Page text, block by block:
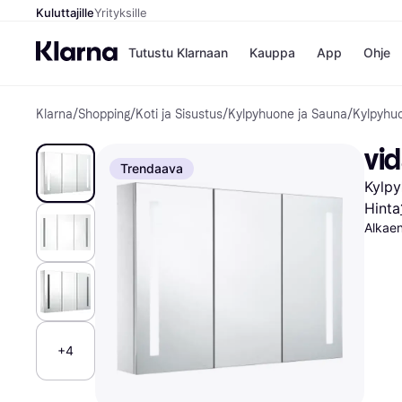
KuluttajilleYrityksille
Tutustu Klarnaan Kauppa
Kaupat
Gigantti
H&M
Peten
Wolt
App Ohje
Klarna/Shopping/Koti ja Sisustus/Kylpyhuone ja Sauna/
Trendaava
+4
Hinta